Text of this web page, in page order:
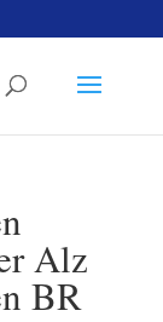
Alz
BR